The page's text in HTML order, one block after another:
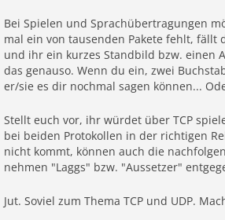
Bei Spielen und Sprachübertragungen
mal ein von tausenden Pakete fehlt, fällt
und ihr ein kurzes Standbild bzw. einen
das genauso. Wenn du ein, zwei
er/sie es dir nochmal sagen können...
Stellt euch vor, ihr würdet über TCP
bei beiden Protokollen in der richtigen
nicht kommt, können auch die
nehmen "Laggs" bzw. "Aussetzer"
Jut. Soviel zum Thema TCP und UDP.